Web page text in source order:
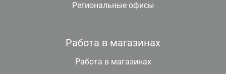
Региональные офисы
Работа в магазинах
Работа в магазинах